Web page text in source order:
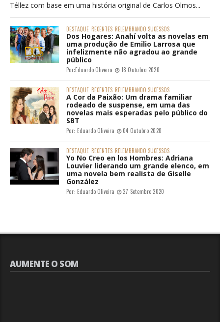
Téllez com base em uma história original de Carlos Olmos...
DESTAQUE RECENTES RELEMBRANDO SUCESSOS
Dos Hogares: Anahí volta as novelas em
uma produção de Emilio Larrosa que
infelizmente não agradou ao grande
público
Por:Eduardo Oliveira 18 Outubro 2020
DESTAQUE RECENTES RELEMBRANDO SUCESSOS
A Cor da Paixão: Um drama familiar
rodeado de suspense, em uma das
novelas mais esperadas pelo público do
SBT
Por: Eduardo Oliveira 04 Outubro 2020
DESTAQUE RECENTES RELEMBRANDO SUCESSOS
Yo No Creo en los Hombres: Adriana
Louvier liderando um grande elenco, em
uma novela bem realista de Giselle
González
Por: Eduardo Oliveira 27 Setembro 2020
AUMENTE O SOM